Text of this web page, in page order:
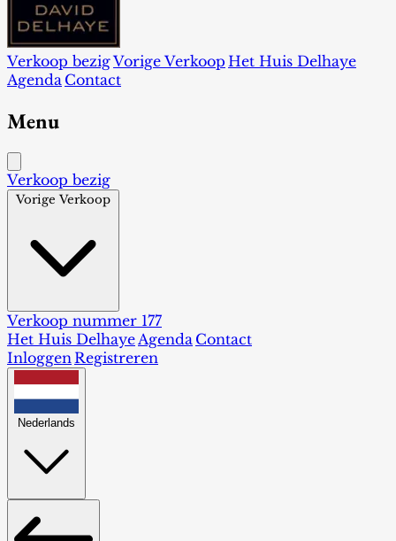
Verkoop bezigVorige Verkoop Het Huis Delhaye
Agenda Contact
Menu
Verkoop bezig
Vorige Verkoop
Verkoop nummer 177
Het Huis DelhayeAgenda Contact
InloggenRegistreren
Nederlands